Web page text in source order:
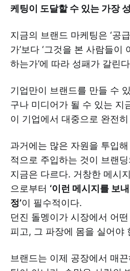
케팅이 도달할 수 있는 가장
지금의 브랜드 마케팅은 ‘공
가’보다 ‘그것을 본 사람들이
하는가’에 따라 성패가 갈린
기업만이 브랜드를 만들 수
구나 미디어가 될 수 있는 지
이 기업에서 대중으로 완전
과거에는 많은 자원을 투입
적으로 주입하는 것이 브랜
지금은 다르다. 거창한 메시
으로부터 ‘이런 메시지를 보
정’이 필수적이다.
던진 돌멩이가 시장에서 어
피고, 그 파장에 몸을 실어야
브랜드는 이제 공장에서 매